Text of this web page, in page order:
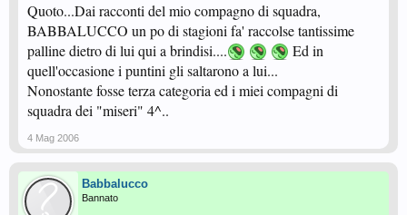
Quoto...Dai racconti del mio compagno di squadra,
BABBALUCCO un po di stagioni fa' raccolse tantissime
palline dietro di lui qui a brindisi....
Ed in
quell'occasione i puntini gli saltarono a lui...
Nonostante fosse terza categoria ed i miei compagni di
squadra dei "miseri" 4^..
4 Mag 2006
Babbalucco
Bannato